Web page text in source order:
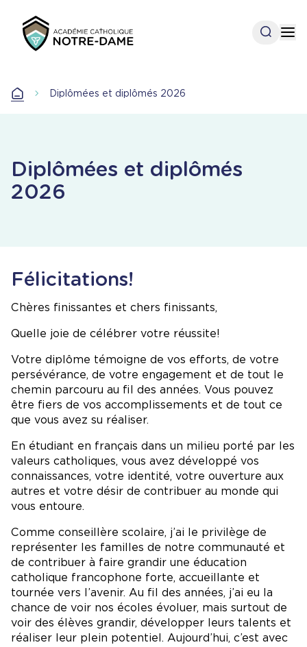
contenu
principal
Open
AccueilDiplômées et diplômés 2026
Diplômées et diplômés
2026
Félicitations!
Chères finissantes et chers finissants,
Quelle joie de célébrer votre réussite!
Votre diplôme témoigne de vos efforts, de votre
persévérance, de votre engagement et de tout le
chemin parcouru au fil des années. Vous pouvez
être fiers de vos accomplissements et de tout ce
que vous avez su réaliser.
En étudiant en français dans un milieu porté par les
valeurs catholiques, vous avez développé vos
connaissances, votre identité, votre ouverture aux
autres et votre désir de contribuer au monde qui
vous entoure.
Comme conseillère scolaire, j’ai le privilège de
représenter les familles de notre communauté et
de contribuer à faire grandir une éducation
catholique francophone forte, accueillante et
tournée vers l’avenir. Au fil des années, j’ai eu la
chance de voir nos écoles évoluer, mais surtout de
voir des élèves grandir, développer leurs talents et
réaliser leur plein potentiel. Aujourd’hui, c’est avec